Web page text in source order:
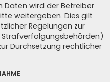
Daten wird der Betreiber
weitergeben. Dies gilt
Regelungen zur
Durchsetzung rechtlicher